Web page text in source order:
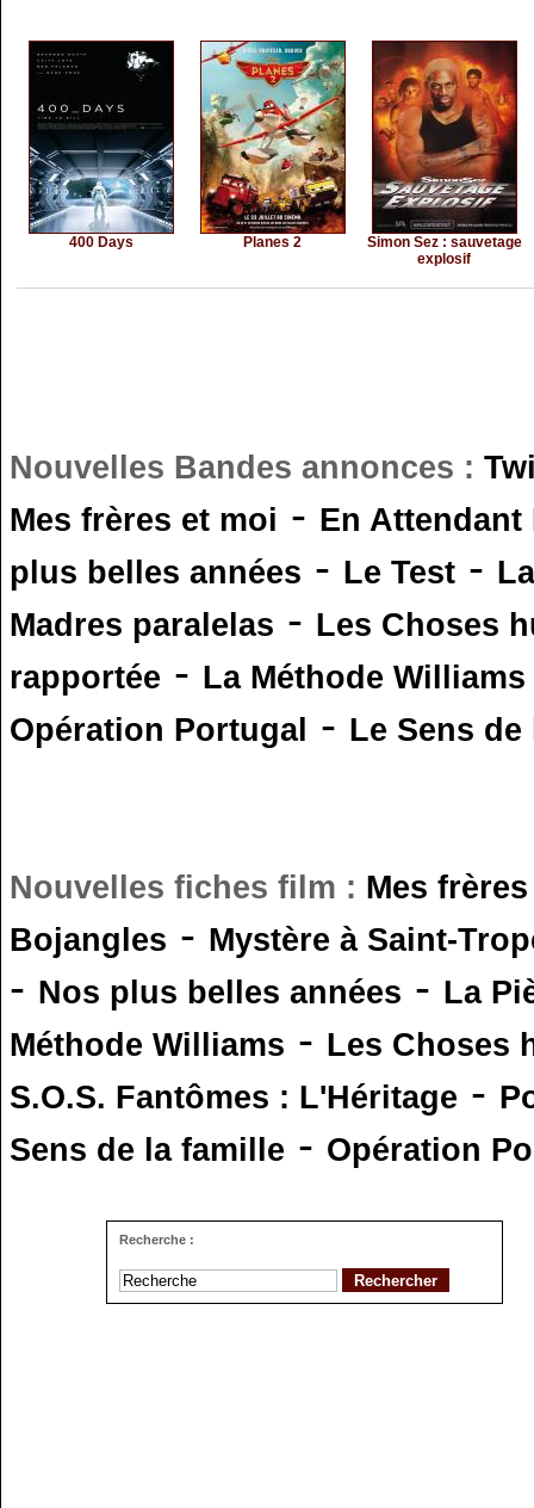
400 Days Planes 2
Simon Sez : sauvetage
explosif
Nouvelles Bandes annonces :
Mes frères et moi - En
plus belles années - Le Test -
Madres paralelas - Les Choses
rapportée - La Méthode Williams
Opération Portugal - Le Sens
Nouvelles fiches film : Mes
Bojangles - Mystère à Saint-
- Nos plus belles années - La
Méthode Williams - Les Choses
S.O.S. Fantômes : L'Héritage -
Sens de la famille - Opération
Recherche :